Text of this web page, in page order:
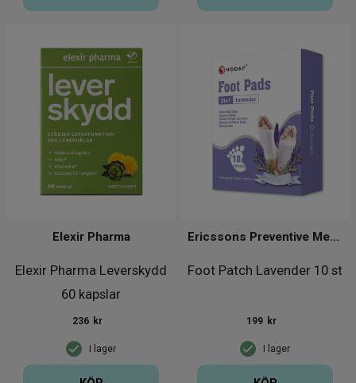
Elexir Pharma Leverskydd
60 kapslar
Elexir Pharma
I lager
236 kr
Foot Patch Lavender 10 st
Ericssons Preventive Medical Group
I lager
199 kr